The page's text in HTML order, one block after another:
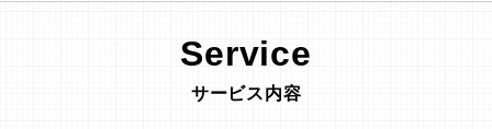
Service
サービス内容